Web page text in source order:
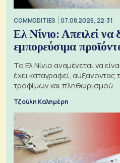
COMMODITIES 07.08.2026, 22:31
Ελ Νίνιο: Απειλεί να
εμπορεύσιμα
Το Ελ Νίνιο αναμένεται να
έχει καταγραφεί, αυξάνοντας
τροφίμων και πληθωρισμού.
Τζούλη Καλημέρη